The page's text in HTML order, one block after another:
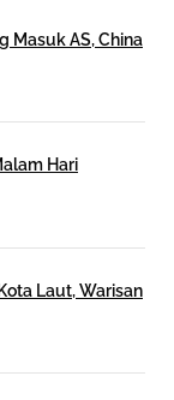
Masuk AS, China
Hari
Laut, Warisan